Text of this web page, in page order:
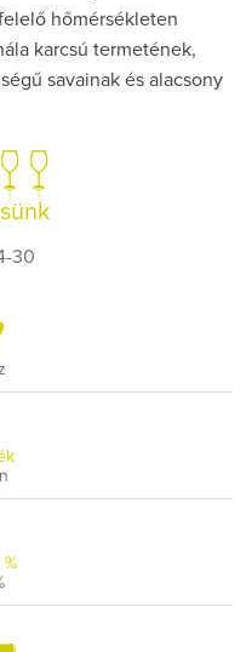
hőmérsékleten
karcsú termetének,
savainak és alacsony
30